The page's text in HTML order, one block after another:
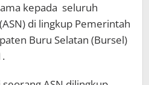
kepada seluruh
di lingkup Pemerintah
Buru Selatan (Bursel)